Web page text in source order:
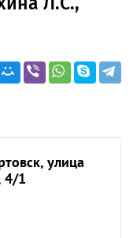
улица
4/1